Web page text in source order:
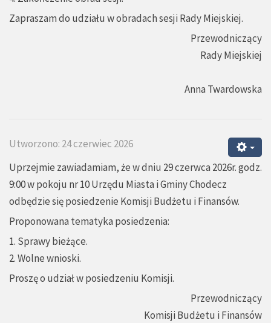
Zapraszam do udziału w obradach sesji Rady Miejskiej.
Przewodniczący
Rady Miejskiej
Anna Twardowska
Utworzono: 24 czerwiec 2026
Uprzejmie zawiadamiam, że w dniu 29 czerwca 2026r. godz.
9:00 w pokoju nr 10 Urzędu Miasta i Gminy Chodecz
odbędzie się posiedzenie Komisji Budżetu i Finansów.
Proponowana tematyka posiedzenia:
1. Sprawy bieżące.
2. Wolne wnioski.
Proszę o udział w posiedzeniu Komisji.
Przewodniczący
Komisji Budżetu i Finansów